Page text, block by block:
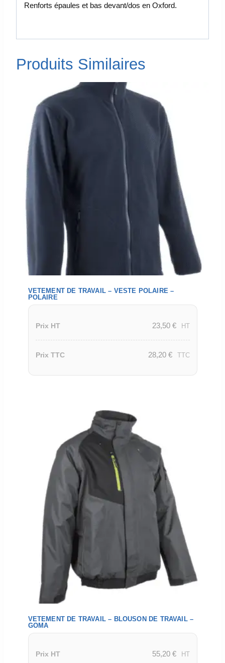
Renforts épaules et bas devant/dos en Oxford.
Produits Similaires
VETEMENT DE TRAVAIL – VESTE POLAIRE –
POLAIRE
Prix HT 23,50 € HT
Prix TTC 28,20 € TTC
VETEMENT DE TRAVAIL – BLOUSON DE TRAVAIL –
GOMA
Prix HT 55,20 € HT